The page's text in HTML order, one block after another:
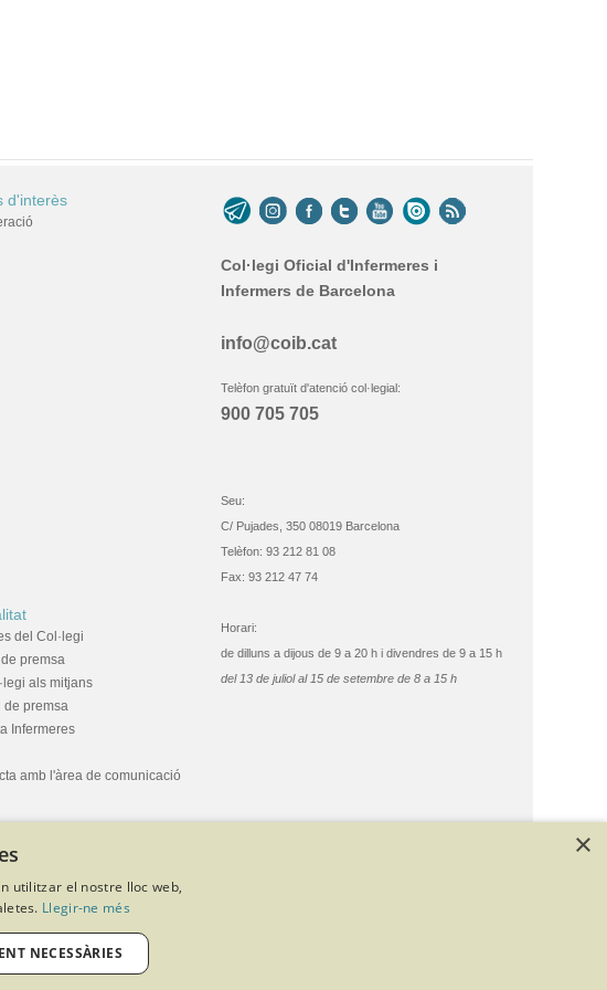
d'interès
del Col·legi
premsa
als mitjans
de premsa
Infermeres
amb l'àrea de comunicació
Col·legi Oficial d'Infermeres i
Infermers de Barcelona
info@coib.cat
Telèfon gratuït d'atenció col·legial:
900 705 705
Seu:
C/ Pujades, 350 08019 Barcelona
Telèfon: 93 212 81 08
Fax: 93 212 47 74
Horari:
de dilluns a dijous de 9 a 20 h i divendres de 9 a 15 h
del 13 de juliol al 15 de setembre de 8 a 15 h
de dades
×
utilitzar el nostre lloc web,
Llegir-ne més
NECESSÀRIES